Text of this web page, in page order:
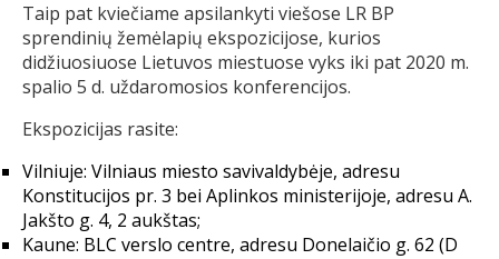
Taip pat kviečiame apsilankyti viešose LR BP
sprendinių žemėlapių ekspozicijose, kurios
didžiuosiuose Lietuvos miestuose vyks iki pat 2020 m.
spalio 5 d. uždaromosios konferencijos.
Ekspozicijas rasite:
Vilniuje: Vilniaus miesto savivaldybėje, adresu
Konstitucijos pr. 3 bei Aplinkos ministerijoje, adresu A.
Jakšto g. 4, 2 aukštas;
Kaune: BLC verslo centre, adresu Donelaičio g. 62 (D